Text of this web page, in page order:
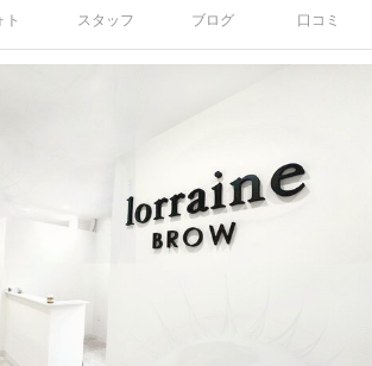
ト スタッフ ブログ 口コミ